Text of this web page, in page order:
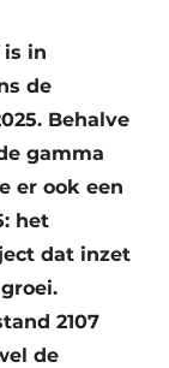
in
de
Behalve
gamma
er ook een
het
dat inzet
2107
de